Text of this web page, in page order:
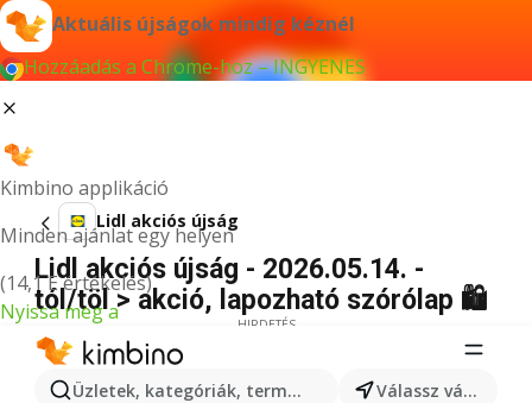
Aktuális újságok mindig kéznél
Hozzáadás a Chrome-hoz – INGYENES
Kimbino applikáció
Minden ajánlat egy helyen
(14,1 E értékelés)
Nyissa meg a
Üzletek, kategóriák, termékek keresése... Válassz várost
Lidl akciós újság
Lidl akciós újság - 2026.05.14. -
tól/töl > akció, lapozható szórólap 🛍️
HIRDETÉS